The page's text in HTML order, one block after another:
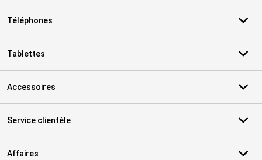
Téléphones
Tablettes
Accessoires
Service clientèle
Affaires